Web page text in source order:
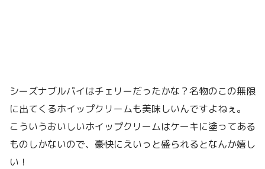
シーズナブルパイはチェリーだったかな？名物のこの無限
に出てくるホイップクリームも美味しいんですよねぇ。
こういうおいしいホイップクリームはケーキに塗ってある
ものしかないので、豪快にえいっと盛られるとなんか嬉し
い！